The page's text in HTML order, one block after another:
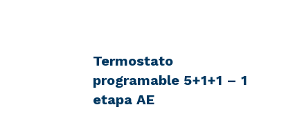
Termostato
programable 5+1+1 – 1
etapa AE